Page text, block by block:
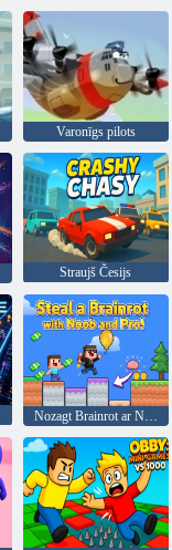
Varonīgs pilots
Straujš Česijs
Nozagt Brainrot ar Noob un Pro!